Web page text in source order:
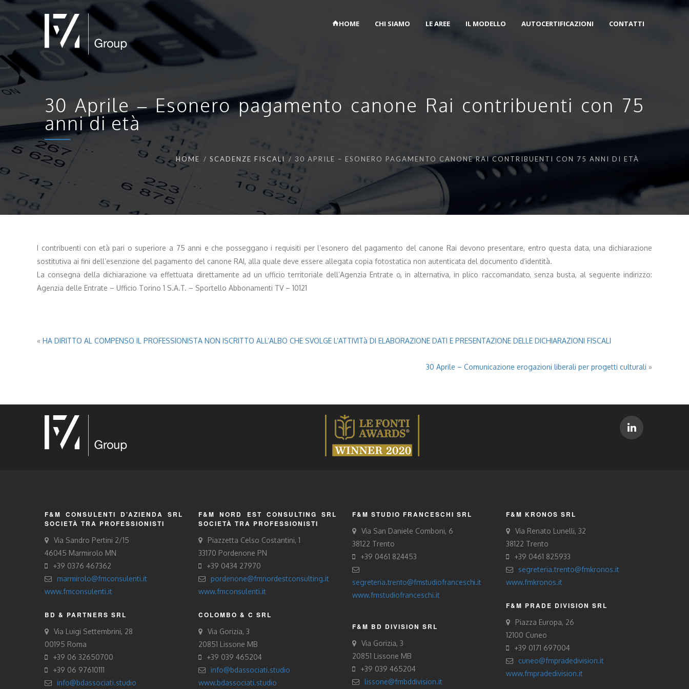
HOME CHI SIAMO LE AREE IL MODELLO AUTOCERTIFICAZIONI CONTATTI
30 Aprile – Esonero pagamento canone Rai contribuenti con 75
anni di età
HOME SCADENZE FISCALI 30 APRILE – ESONERO PAGAMENTO CANONE RAI CONTRIBUENTI CON 75 ANNI DI ETÀ
I contribuenti con età pari o superiore a 75 anni e che posseggano i requisiti per l’esonero del pagamento del canone Rai devono presentare, entro questa data, una dichiarazione
sostitutiva ai fini dell’esenzione del pagamento del canone RAI, alla quale deve essere allegata copia fotostatica non autenticata del documento d’identità.
La consegna della dichiarazione va effettuata direttamente ad un ufficio territoriale dell’Agenzia Entrate o, in alternativa, in plico raccomandato, senza busta, al seguente indirizzo:
Agenzia delle Entrate – Ufficio Torino 1 S.A.T. – Sportello Abbonamenti TV – 10121
« HA DIRITTO AL COMPENSO IL PROFESSIONISTA NON ISCRITTO ALL’ALBO CHE SVOLGE L’ATTIVITà DI ELABORAZIONE DATI E PRESENTAZIONE DELLE DICHIARAZIONI FISCALI
30 Aprile – Comunicazione erogazioni liberali per progetti culturali »
F&M CONSULENTI D’AZIENDA SRL
SOCIETÀ TRA PROFESSIONISTI
Via Sandro Pertini 2/15
46045 Marmirolo MN
+39 0376 467362
marmirolo@fmconsulenti.it
www.fmconsulenti.it
BD & PARTNERS SRL
Via Luigi Settembrini, 28
00195 Roma
+39 06 32650700
+39 06 97610111
info@bdassociati.studio
F&M NORD EST CONSULTING SRL
SOCIETÀ TRA PROFESSIONISTI
Piazzetta Celso Costantini, 1
33170 Pordenone PN
+39 0434 27970
pordenone@fmnordestconsulting.it
www.fmconsulenti.it
COLOMBO & C SRL
Via Gorizia, 3
20851 Lissone MB
+39 039 465204
info@bdassociati.studio
www.bdassociati.studio
F&M STUDIO FRANCESCHI SRL
Via San Daniele Comboni, 6
38122 Trento
+39 0461 824453
segreteria.trento@fmstudiofranceschi.it
www.fmstudiofranceschi.it
F&M BD DIVISION SRL
Via Gorizia, 3
20851 Lissone MB
+39 039 465204
lissone@fmbddivision.it
F&M KRONOS SRL
Via Renato Lunelli, 32
38122 Trento
+39 0461 825933
segreteria.trento@fmkronos.it
www.fmkronos.it
F&M PRADE DIVISION SRL
Piazza Europa, 26
12100 Cuneo
+39 0171 697004
cuneo@fmpradedivision.it
www.fmpradedivision.it